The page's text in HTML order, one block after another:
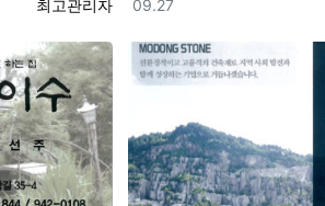
최고관리자 09.27